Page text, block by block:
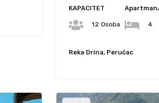
KAPACITET
12 Osoba 4
Reka Drina, Perućac